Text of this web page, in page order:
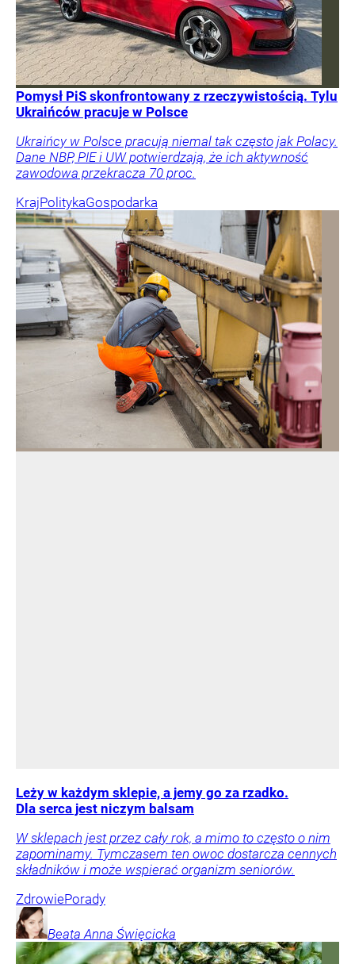
Pomysł PiS skonfrontowany z rzeczywistością. Tylu
Ukraińców pracuje w Polsce
Ukraińcy w Polsce pracują niemal tak często jak Polacy.
Dane NBP, PIE i UW potwierdzają, że ich aktywność
zawodowa przekracza 70 proc.
KrajPolitykaGospodarka
Leży w każdym sklepie, a jemy go za rzadko.
Dla serca jest niczym balsam
W sklepach jest przez cały rok, a mimo to często o nim
zapominamy. Tymczasem ten owoc dostarcza cennych
składników i może wspierać organizm seniorów.
ZdrowiePorady
Beata Anna Święcicka